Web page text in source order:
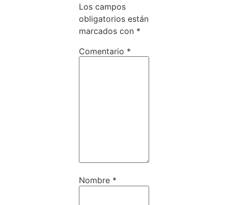
Los campos
obligatorios están
marcados con *
Comentario *
Nombre *